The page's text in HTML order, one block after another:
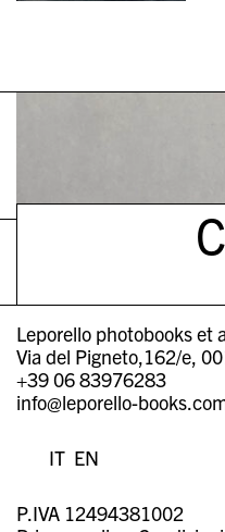
Leporello photobooks et
Via del Pigneto,162/e,
+39 06 83976283
info@leporello-
IT EN
P.IVA 12494381002